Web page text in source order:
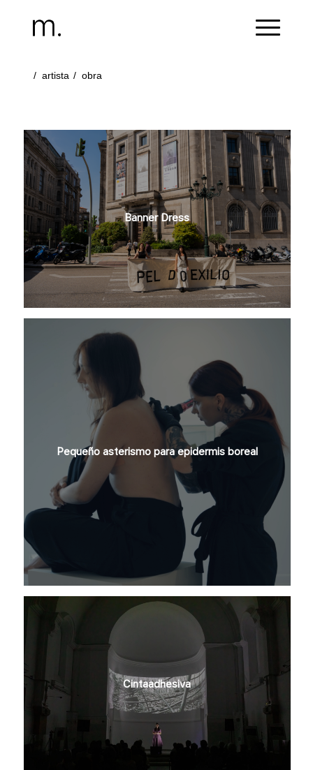
/ artista / obra
Banner Dress
Pequeño asterismo para epidermis boreal
Cintaadhesiva